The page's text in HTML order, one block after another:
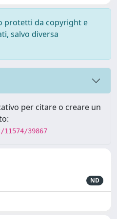
protetti da copyright e
salvo diversa
per citare o creare un
39867
ND